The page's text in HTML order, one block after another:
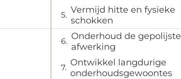
Vermijd hitte en fysieke
schokken
Onderhoud de gepolijste
afwerking
Ontwikkel langdurige
onderhoudsgewoontes